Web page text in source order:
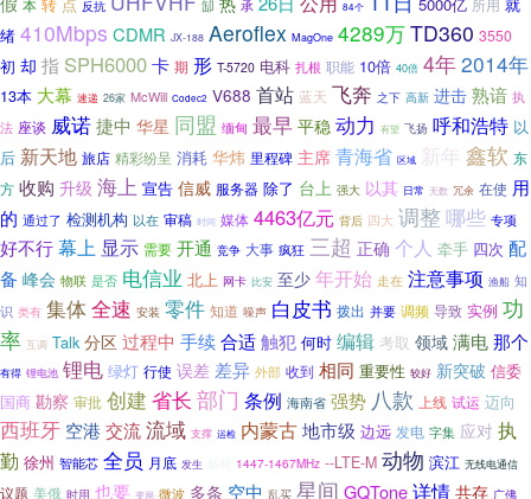
本 反抗 缷 承 84个 所用
绪 410Mbps CDMR JX-188 Aeroflex MagOne 4289万TD360 3550
初 却 指 SPH6000卡 期 形 T-5720 电科 扎根 职能 10倍 40倍 4年2014年
13本 大幕 速递 26家 McWill Codec2 V688 首站 蓝天 飞奔 之下 高新 进击熟谙 执
法 座谈 威诺捷中 华星 同盟 缅甸 最早 平稳 动力 有望 飞扬 呼和浩特 以
后 新天地 旅店 精彩纷呈 消耗 华炜 里程碑 主席 青海省 区域 新年 鑫软 东
方 收购 升级 海上 宣告 信威 服务器 除了 台上 强大 以其 日常 无数 冗余 在使 用
的 通过了 检测机构 以在 审稿 时间 媒体 4463亿元 背后 四大 调整 哪些 专项
好不行幕上 显示 需要 开通 竞争 大事 疯狂 三超 正确 个人 牵手 四次 配
备 峰会 物联 是否 电信业 北上 网卡 比安 至少 年开始 走在 注意事项 渔船 知
识 类有 集体全速 安装 零件 知道 噪声 白皮书 拨出 并要 调频 导致 实例 功
率 互调 Talk 分区 过程中 手续合适触犯 何时 编辑 考取 领域 满电那个
有得 锂电池 锂电 绿灯 行使 误差 差异 外部 收到 相同 重要性 较好 新突破 信委
国商 勘察 审批 创建 省长 部门 条例 海南省 强势 八款 上线 试运 迈向
西班牙 空港 交流流域 支撑 运检 内蒙古地市级 边远 发电 字集 应对 执
勤 徐州 智能芯 全员 月底 发生 1447-1467MHz --LTE-M 动物 滨江 无线电通信
议题 美俄 时用 也要 变局 微波 多条 空中 乱买 星间 GQTone详情 共存 广佛